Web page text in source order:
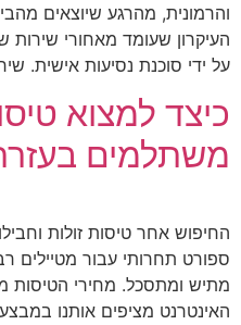
והרמונית, מהרגע שיוצאים
העיקרון שעומד מאחורי שירות
על ידי סוכנת נסיעות אישית.
כיצד למצוא
משתלמים
החיפוש אחר טיסות זולות
ספורט תחרותי עבור מטיילים
מתיש ומתסכל. מחירי הטיסות
האינטרנט מציפים אותנו